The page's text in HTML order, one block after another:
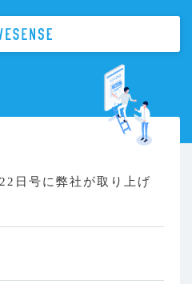
日号に弊社が取り上げ